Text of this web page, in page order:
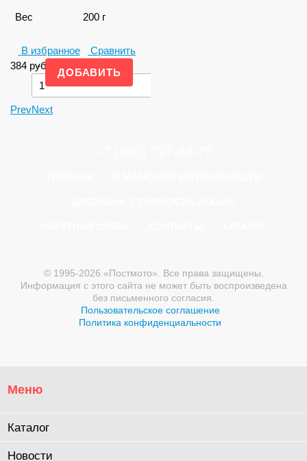
Вес
200 г
В избранное
Сравнить
384 руб.
-
+
PrevNext
© 1995-2026 «Постмото». Все права защищены.
Информация с этого сайта не может быть воспроизведена
без письменного согласия.
Пользовательское соглашение
Политика конфиденциальности
Меню
Каталог
Новости